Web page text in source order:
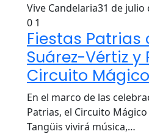
Vive Candelaria31 de julio
0 1
Fiestas Patrias
Suárez-Vértiz y
Circuito
En el marco de las
Patrias, el Circuito
Tangüis vivirá música,…